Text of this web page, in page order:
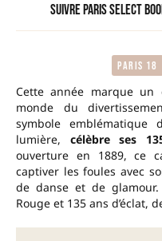
Suivre Paris Select
Paris 18
Cette année marque un
monde du
symbole
lumière, célèbre ses
ouverture en 1889, ce
captiver les foules avec
de danse et de
Rouge et 135 ans d’éclat,